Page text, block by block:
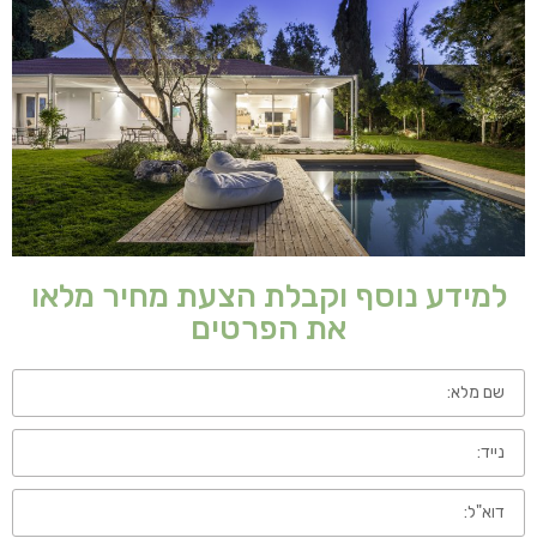
למידע נוסף וקבלת הצעת מחיר מלאו
את הפרטים